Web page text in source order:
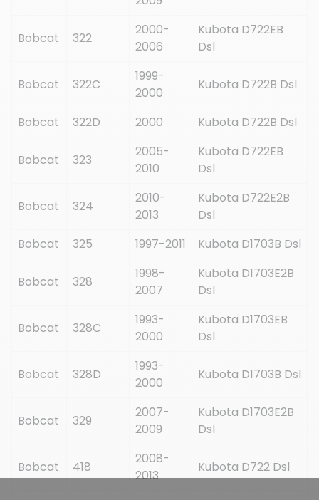
Bobcat 322
2000-
2006
Kubota D722EB
Dsl
Bobcat 322C
1999-
2000
Kubota D722B Dsl
Bobcat 322D 2000 Kubota D722B Dsl
Bobcat 323
2005-
2010
Kubota D722EB
Dsl
Bobcat 324
2010-
2013
Kubota D722E2B
Dsl
Bobcat
325 1997-2011 Kubota D1703B Dsl
Bobcat 328
1998-
2007
Kubota D1703E2B
Dsl
Bobcat 328C
1993-
2000
Kubota D1703EB
Dsl
Bobcat 328D
1993-
2000
Kubota D1703B Dsl
Bobcat 329
2007-
2009
Kubota D1703E2B
Dsl
Bobcat 418
2008-
2013
Kubota D722 Dsl